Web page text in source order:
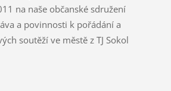
na naše občanské sdružení
a povinnosti k pořádání a
soutěží ve městě z TJ Sokol